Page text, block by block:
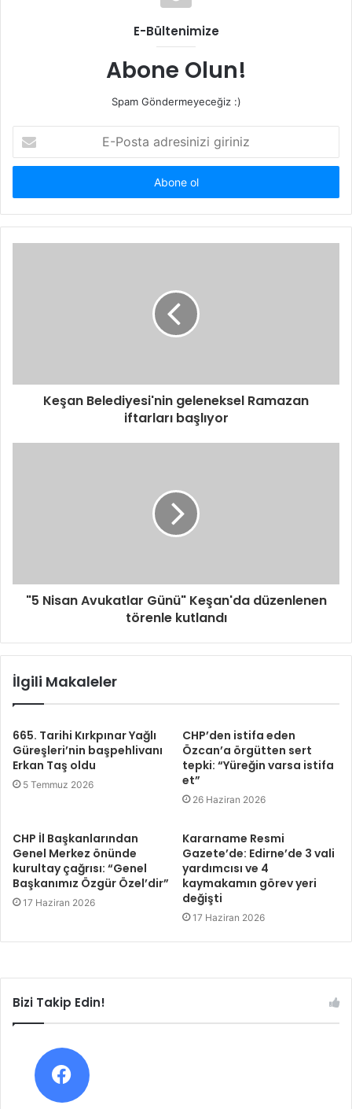
E-Bültenimize
Abone Olun!
Spam Göndermeyeceğiz :)
Posta
adresinizi
Keşan Belediyesi'nin geleneksel Ramazan
iftarları başlıyor
"5 Nisan Avukatlar Günü" Keşan'da düzenlenen
törenle kutlandı
İlgili Makaleler
665. Tarihi Kırkpınar Yağlı
Güreşleri’nin başpehlivanı
Erkan Taş oldu
5 Temmuz 2026
CHP’den istifa eden
Özcan’a örgütten sert
tepki: “Yüreğin varsa istifa
et”
26 Haziran 2026
CHP İl Başkanlarından
Genel Merkez önünde
kurultay çağrısı: “Genel
Başkanımız Özgür Özel’dir”
17 Haziran 2026
Kararname Resmi
Gazete’de: Edirne’de 3 vali
yardımcısı ve 4
kaymakamın görev yeri
değişti
17 Haziran 2026
Bizi Takip Edin!